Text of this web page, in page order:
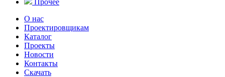
Прочее
О нас
Проектировщикам
Каталог
Проекты
Новости
Контакты
Скачать